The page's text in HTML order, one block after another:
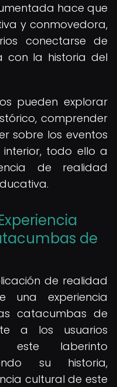
hace que
y conmovedora,
conectarse de
con la historia del
pueden explorar
comprender
sobre los eventos
todo ello a
de realidad
de
de realidad
una experiencia
catacumbas de
a los usuarios
este laberinto
su historia,
cultural de este